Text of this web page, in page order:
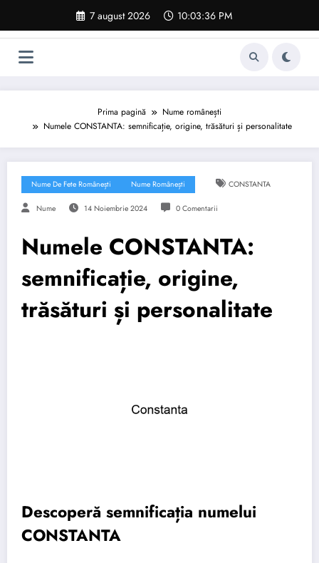
conținut
7 august 2026 10:03:37 PM
Prima pagină
Nume românești
Numele CONSTANTA: semnificație, origine, trăsături și personalitate
Nume De Fete Românești Nume Românești CONSTANTA
Nume 14 Noiembrie 2024 0 Comentarii
Numele CONSTANTA:
semnificație, origine,
trăsături și personalitate
Descoperă semnificația numelui
CONSTANTA